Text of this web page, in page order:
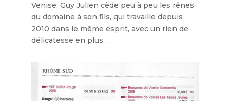
Venise, Guy Julien cède peu à peu les rênes
du domaine à son fils, qui travaille depuis
2010 dans le même esprit, avec un rien de
délicatesse en plus…